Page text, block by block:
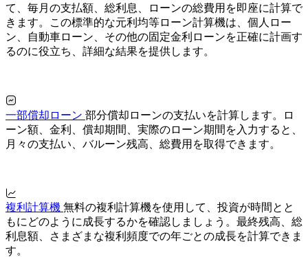
て、毎月の支払額、総利息、ローンの総費用を即座に計算で
きます。この標準的な元利均等ローン計算機は、個人ロー
ン、自動車ローン、その他の固定金利ローンを正確に計画す
るのに役立ち、詳細な結果を提供します。
一部償却ローン 部分償却ローンの支払いを計算します。ロ
ーン額、金利、償却期間、実際のローン期間を入力すると、
月々の支払い、バルーン残高、総費用を取得できます。
複利計算機 無料の複利計算機を使用して、投資が時間とと
もにどのように成長するかを確認しましょう。最終残高、総
利息額、さまざまな複利頻度での年ごとの成長を計算できま
す。